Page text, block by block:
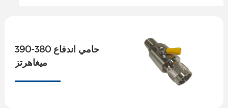
حامي اندفاع 380-390
ميغاهرتز